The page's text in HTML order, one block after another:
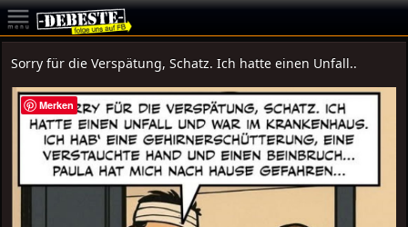
Sorry für die Verspätung, Schatz. Ich hatte einen Unfall..
Merken